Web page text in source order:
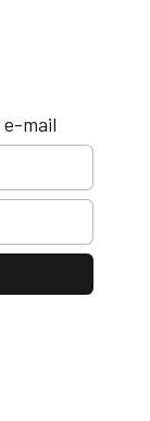
e-mail